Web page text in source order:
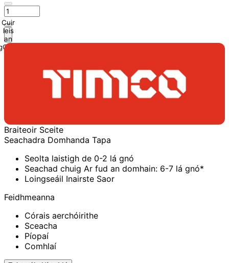
Cuir
leis
an
Braiteoir Sceite
Seachadra Domhanda Tapa
Seolta laistigh de 0-2 lá gnó
Seachad chuig Ar fud an domhain: 6-7 lá gnó*
Loingseáil Inairste Saor
Feidhmeanna
Córais aerchóirithe
Sceacha
Píopaí
Comhlaí